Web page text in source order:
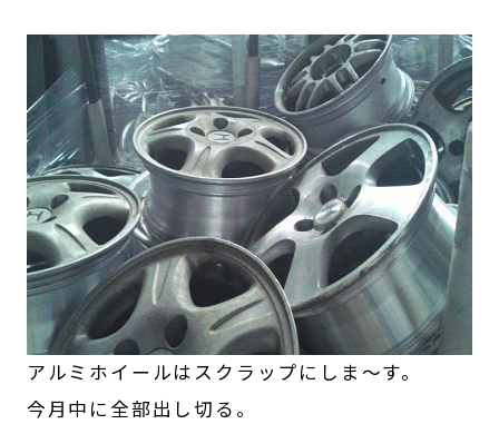
アルミホイールはスクラップにしま～す。
今月中に全部出し切る。